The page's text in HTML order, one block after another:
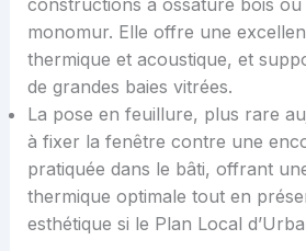
constructions à ossature bois ou
monomur. Elle offre une
thermique et acoustique, et
de grandes baies vitrées.
La pose en feuillure, plus rare
à fixer la fenêtre contre une
pratiquée dans le bâti, offrant
thermique optimale tout en
esthétique si le Plan Local